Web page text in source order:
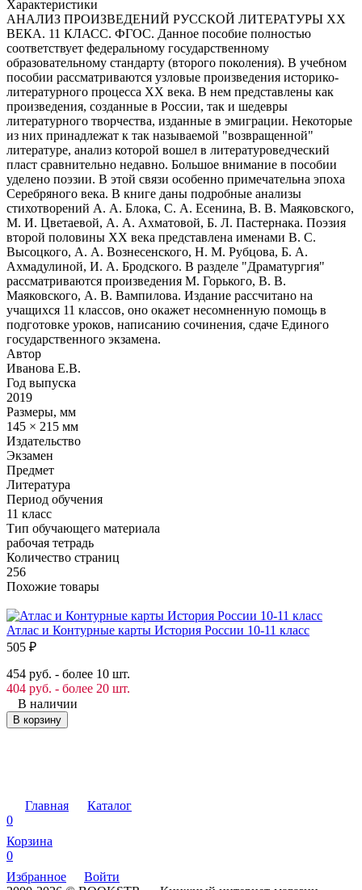
Характеристики
АНАЛИЗ ПРОИЗВЕДЕНИЙ РУССКОЙ ЛИТЕРАТУРЫ XX
ВЕКА. 11 КЛАСС. ФГОС. Данное пособие полностью
соответствует федеральному государственному
образовательному стандарту (второго поколения). В учебном
пособии рассматриваются узловые произведения историко-
литературного процесса XX века. В нем представлены как
произведения, созданные в России, так и шедевры
литературного творчества, изданные в эмиграции. Некоторые
из них принадлежат к так называемой "возвращенной"
литературе, анализ которой вошел в литературоведческий
пласт сравнительно недавно. Большое внимание в пособии
уделено поэзии. В этой связи особенно примечательна эпоха
Серебряного века. В книге даны подробные анализы
стихотворений А. А. Блока, С. А. Есенина, В. В. Маяковского,
М. И. Цветаевой, А. А. Ахматовой, Б. Л. Пастернака. Поэзия
второй половины XX века представлена именами В. С.
Высоцкого, А. А. Вознесенского, Н. М. Рубцова, Б. А.
Ахмадулиной, И. А. Бродского. В разделе "Драматургия"
рассматриваются произведения М. Горького, В. В.
Маяковского, А. В. Вампилова. Издание рассчитано на
учащихся 11 классов, оно окажет несомненную помощь в
подготовке уроков, написанию сочинения, сдаче Единого
государственного экзамена.
Автор
Иванова Е.В.
Год выпуска
2019
Размеры, мм
145 × 215 мм
Издательство
Экзамен
Предмет
Литература
Период обучения
11 класс
Тип обучающего материала
рабочая тетрадь
Количество страниц
256
Похожие товары
Атлас и Контурные карты История России 10-11 класс
505 ₽
454 руб. - более 10 шт.
404 руб. - более 20 шт.
В наличии
В корзину
Главная
Каталог
0
Корзина
0
Избранное
Войти